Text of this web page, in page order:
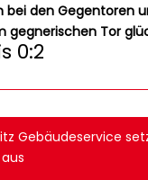
bei den Gegentoren
gegnerischen Tor
0:2
Gebäudeservice